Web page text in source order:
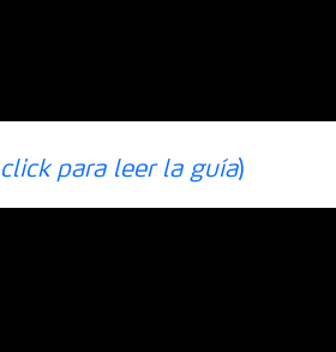
click para leer la guía)